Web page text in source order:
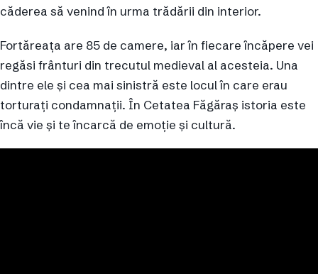
căderea să venind în urma trădării din interior.
Fortăreața are 85 de camere, iar în fiecare încăpere vei
regăsi frânturi din trecutul medieval al acesteia. Una
dintre ele și cea mai sinistră este locul în care erau
torturați condamnații. În Cetatea Făgăraș istoria este
încă vie și te încarcă de emoție și cultură.